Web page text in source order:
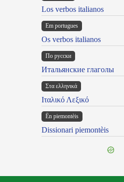
Los verbos italianos
Em portugues
Os verbos italianos
По русски
Итальянские глаголы
Στα ελληνικά
Ιταλικό Λεξικό
Ën piemontèis
Dissionari piemontèis